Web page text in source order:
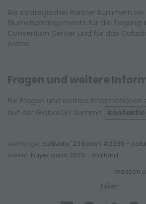
Als strategischer Partner kümmern
Blumenarrangements für die Tagung
Convention Center und für das
Arena.
Fragen und weitere
Für Fragen und weitere Informationen
auf der Global DIY Summit
vorherige: cultivate '23 booth #2339 -
weiter: buyer point 2023 - mailand
messen
teilen